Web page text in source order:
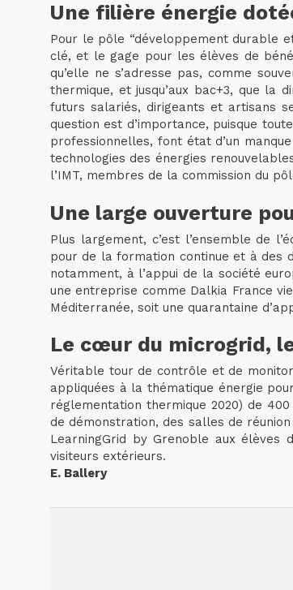
Une filière énergie
Pour le pôle “développement durable
clé, et le gage pour les élèves de
qu’elle ne s’adresse pas, comme
thermique, et jusqu’aux bac+3, que la
futurs salariés, dirigeants et artisans
question est d’importance, puisque
professionnelles, font état d’un
technologies des énergies
l’IMT, membres de la commission du
Une large ouverture
Plus largement, c’est l’ensemble de
pour de la formation continue et à des
notamment, à l’appui de la société
une entreprise comme Dalkia France
Méditerranée, soit une quarantaine
Le cœur du microgrid,
Véritable tour de contrôle et de
appliquées à la thématique énergie
réglementation thermique 2020) de 400
de démonstration, des salles de
LearningGrid by Grenoble aux élèves
visiteurs extérieurs.
E. Ballery